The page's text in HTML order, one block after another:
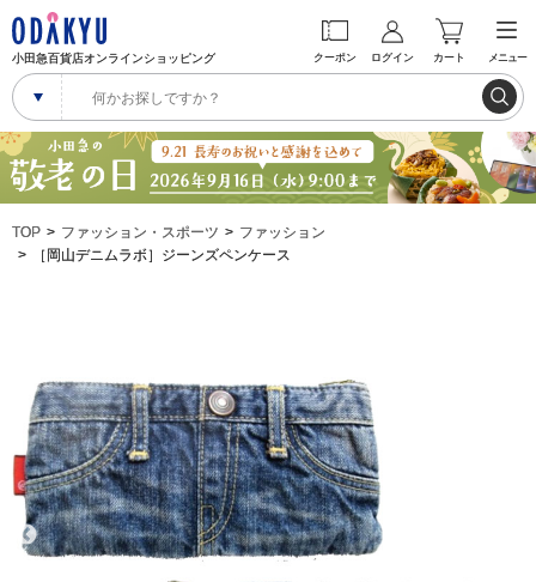
小田急百貨店オンラインショッピング クーポン ログイン カート メニュー
TOP ファッション・スポーツ
ファッション
［岡山デニムラボ］ジーンズペンケース